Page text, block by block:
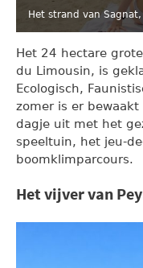
Het strand van
Het 24 hectare grote
du Limousin, is
Ecologisch,
zomer is er
dagje uit met het
speeltuin, het jeu-
boomklimparcours.
Het vijver van